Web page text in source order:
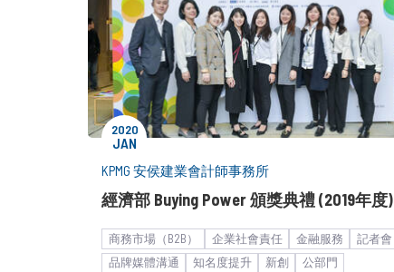
2020
JAN
KPMG 安侯建業會計師事務所
經濟部 Buying Power 頒獎典禮 (2019年度)
商務市場（B2B） 企業社會責任 金融服務
記者會
品牌媒體溝通
知名度提升 新創
公部門